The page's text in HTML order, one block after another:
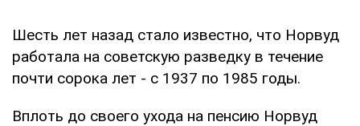
Шесть лет назад стало известно, что Норвуд
работала на советскую разведку в течение
почти сорока лет - с 1937 по 1985 годы.
Вплоть до своего ухода на пенсию Норвуд